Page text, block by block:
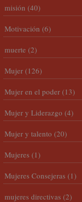
misión (40)
Motivación (6)
muerte (2)
Mujer (126)
Mujer en el poder (13)
Mujer y Liderazgo (4)
Mujer y talento (20)
Mujeres (1)
Mujeres Consejeras (1)
mujeres directivas (2)